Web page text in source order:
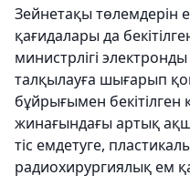
Зейнетақы төлемдерін
қағидалары да
министрлігі
талқылауға шығарып
бұйрығымен
жинағындағы артық
тіс емдетуге,
радиохирургиялық ем